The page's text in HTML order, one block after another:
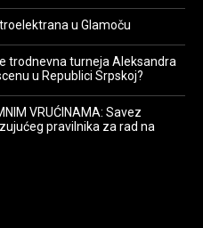
u Glamoču
trodnevna turneja Aleksandra
u Republici Srpskoj?
VRUĆINAMA: Savez
pravilnika za rad na